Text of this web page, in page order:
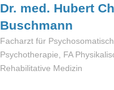
Dr. med. Hubert
Buschmann
Facharzt für
Psychotherapie, FA
Rehabilitative Medizin